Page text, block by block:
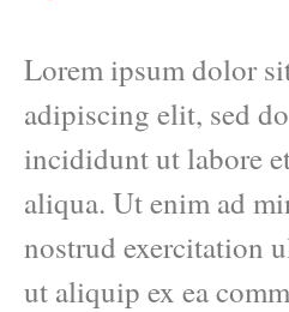
Lorem ipsum dolor
adipiscing elit, sed
incididunt ut labore
aliqua. Ut enim ad
nostrud exercitation
ut aliquip ex ea